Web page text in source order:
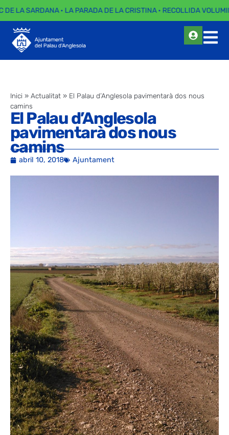
LA SARDANA · LA PARADA DE LA CRISTINA · RECOLLIDA
Inici » Actualitat » El Palau d’Anglesola pavimentarà dos nous
camins
El Palau d’Anglesola
pavimentarà dos nous
camins
abril 10, 2018 Ajuntament